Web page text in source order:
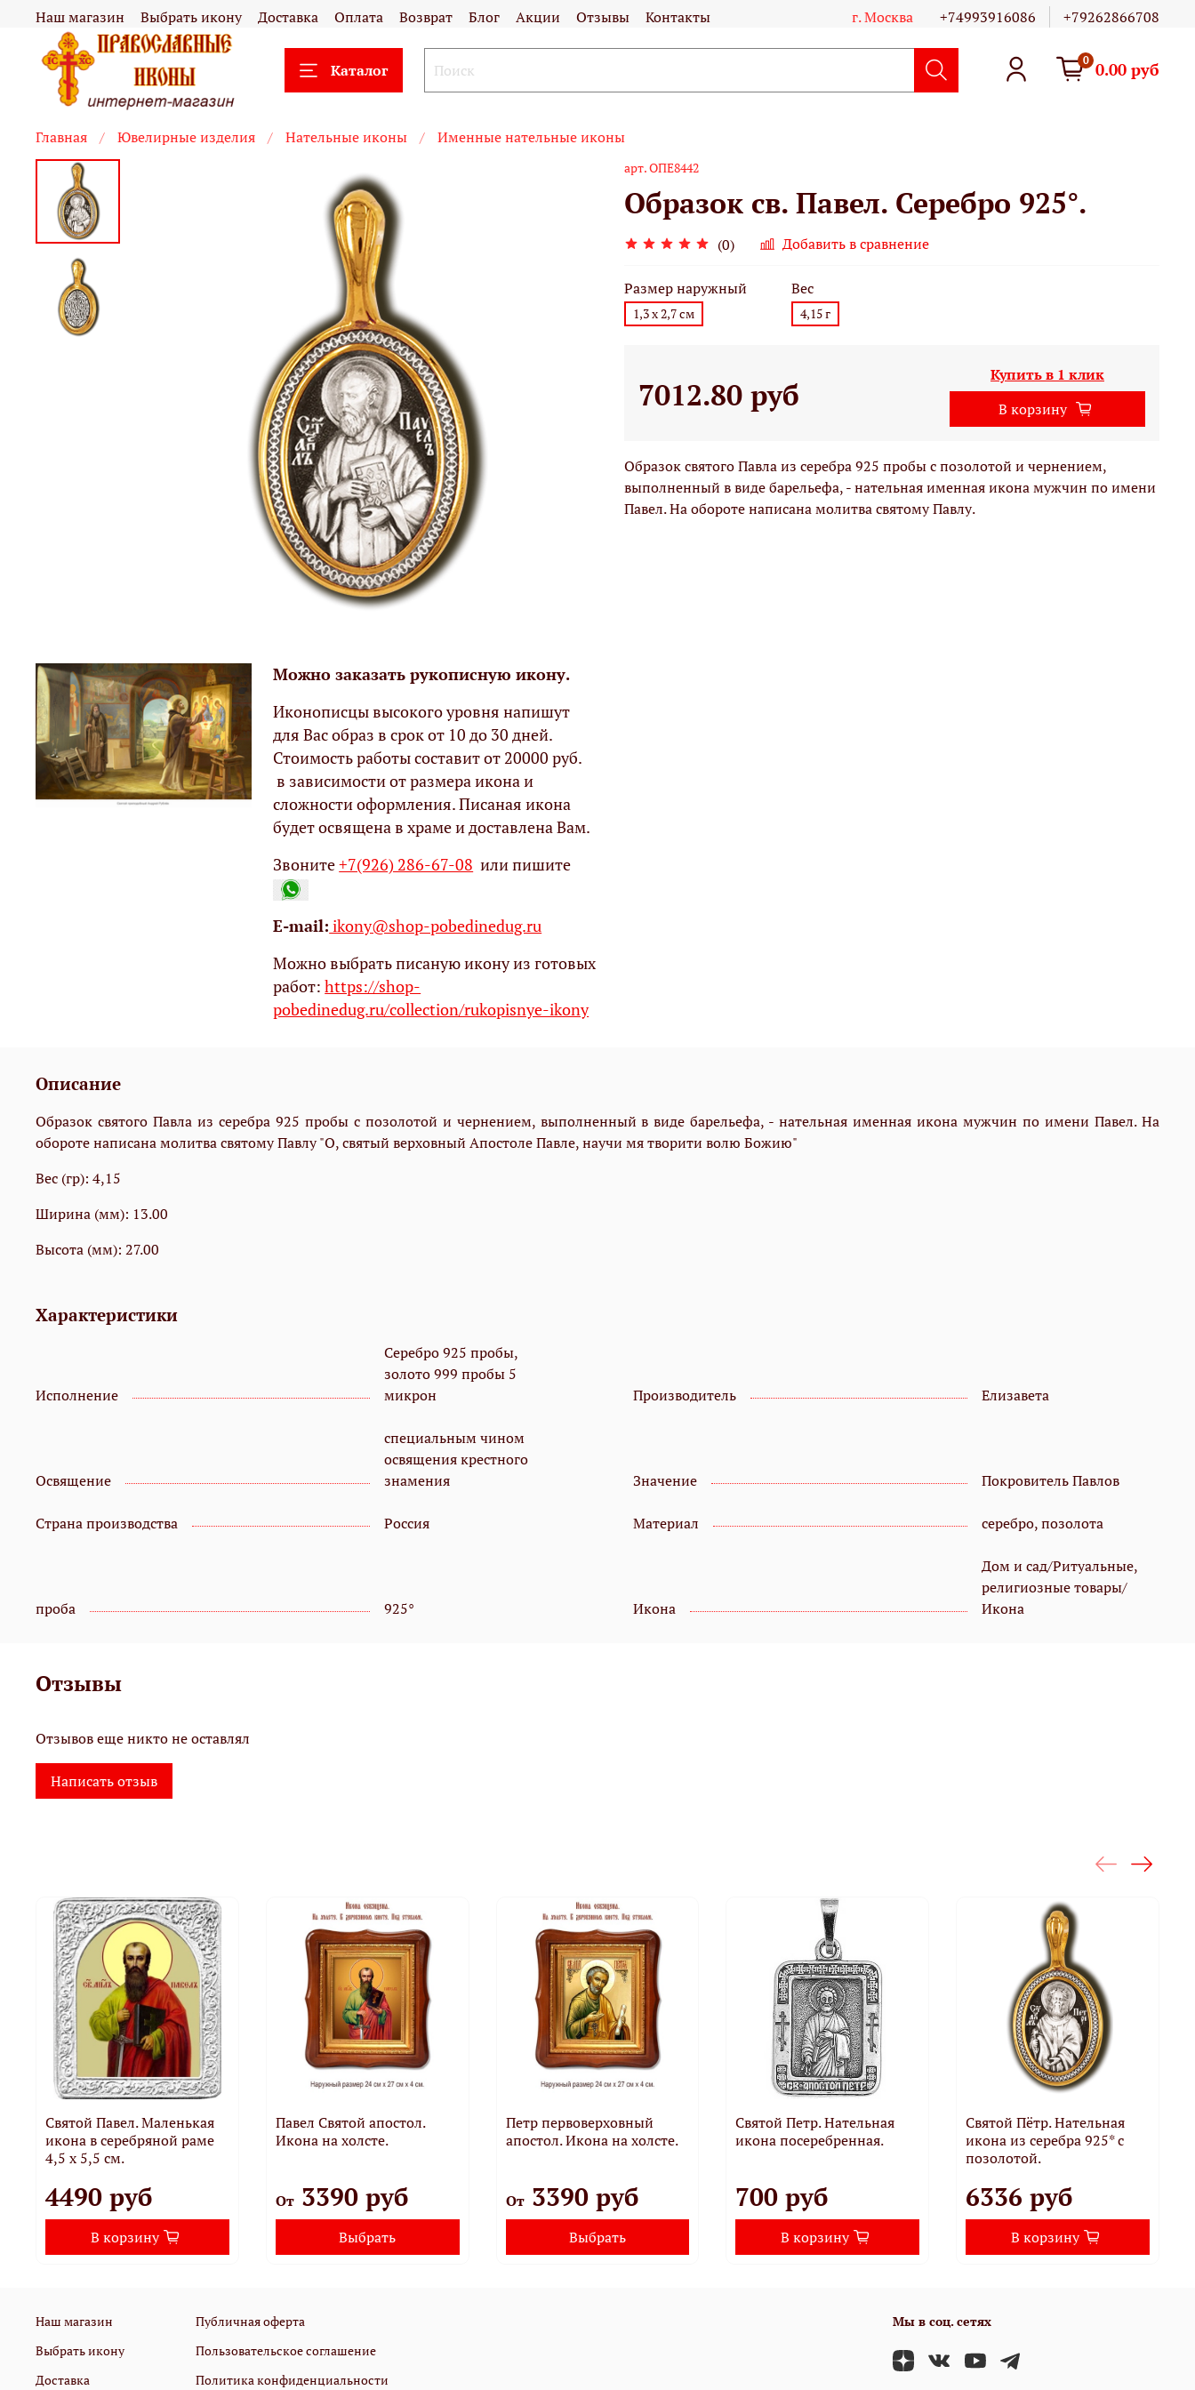
Наш магазин Выбрать икону Доставка Оплата Возврат Блог Акции Отзывы Контакты г. Москва +74993916086 +79262866708
Каталог
0 0.00 руб
Главная Ювелирные изделия Нательные иконы Именные нательные иконы
арт.ОПЕ8442
Образок св. Павел. Серебро 925°.
(0) Добавить в сравнение
Размер наружный
1,3 х 2,7 см
Вес
4,15 г
7012.80 руб
Купить в 1 клик
В корзину
Образок святого Павла из серебра 925 пробы с позолотой и чернением,
выполненный в виде барельефа, - нательная именная икона мужчин по имени
Павел. На обороте написана молитва святому Павлу.
Можно заказать рукописную икону.
Иконописцы высокого уровня напишут
для Вас образ в срок от 10 до 30 дней.
Стоимость работы составит от 20000 руб.
в зависимости от размера икона и
сложности оформления. Писаная икона
будет освящена в храме и доставлена Вам.
Звоните+7(926) 286-67-08 или пишите
Е-mail: ikony@shop-pobedinedug.ru
Можно выбрать писаную икону из готовых
работ:https://shop-
pobedinedug.ru/collection/rukopisnye-ikony
Описание
Образок святого Павла из серебра 925 пробы с позолотой и чернением, выполненный в виде барельефа, - нательная именная икона мужчин по имени Павел. На
обороте написана молитва святому Павлу "О, святый верховный Апостоле Павле, научи мя творити волю Божию"
Вес (гр): 4,15
Ширина (мм): 13.00
Высота (мм): 27.00
Характеристики
Исполнение
Серебро 925 пробы,
золото 999 пробы 5
микрон
Производитель Елизавета
Освящение
специальным чином
освящения крестного
знамения
Значение Покровитель Павлов
Страна производства Россия Материал серебро, позолота
проба 925° Икона
Дом и сад/Ритуальные,
религиозные товары/
Икона
Отзывы
Отзывов еще никто не оставлял
Написать отзыв
Святой Павел. Маленькая
икона в серебряной раме
4,5 х 5,5 см.
4490 руб
В корзину
Павел Святой апостол.
Икона на холсте.
От3390 руб
Выбрать
Петр первоверховный
апостол. Икона на холсте.
От3390 руб
Выбрать
Святой Петр. Нательная
икона посеребренная.
700 руб
В корзину
Святой Пётр. Нательная
икона из серебра 925* с
позолотой.
6336 руб
В корзину
Наш магазин
Выбрать икону
Доставка
Публичная оферта
Пользовательское соглашение
Политика конфиденциальности
Мы в соц. сетях